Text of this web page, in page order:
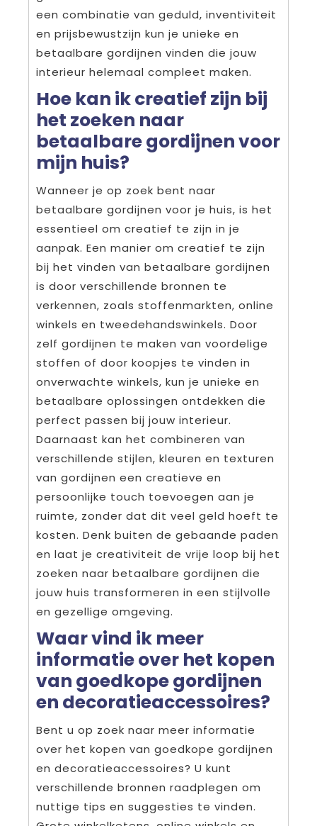
een combinatie van geduld, inventiviteit
en prijsbewustzijn kun je unieke en
betaalbare gordijnen vinden die jouw
interieur helemaal compleet maken.
Hoe kan ik creatief zijn bij
het zoeken naar
betaalbare gordijnen voor
mijn huis?
Wanneer je op zoek bent naar
betaalbare gordijnen voor je huis, is het
essentieel om creatief te zijn in je
aanpak. Een manier om creatief te zijn
bij het vinden van betaalbare gordijnen
is door verschillende bronnen te
verkennen, zoals stoffenmarkten, online
winkels en tweedehandswinkels. Door
zelf gordijnen te maken van voordelige
stoffen of door koopjes te vinden in
onverwachte winkels, kun je unieke en
betaalbare oplossingen ontdekken die
perfect passen bij jouw interieur.
Daarnaast kan het combineren van
verschillende stijlen, kleuren en texturen
van gordijnen een creatieve en
persoonlijke touch toevoegen aan je
ruimte, zonder dat dit veel geld hoeft te
kosten. Denk buiten de gebaande paden
en laat je creativiteit de vrije loop bij het
zoeken naar betaalbare gordijnen die
jouw huis transformeren in een stijlvolle
en gezellige omgeving.
Waar vind ik meer
informatie over het kopen
van goedkope gordijnen
en decoratieaccessoires?
Bent u op zoek naar meer informatie
over het kopen van goedkope gordijnen
en decoratieaccessoires? U kunt
verschillende bronnen raadplegen om
nuttige tips en suggesties te vinden.